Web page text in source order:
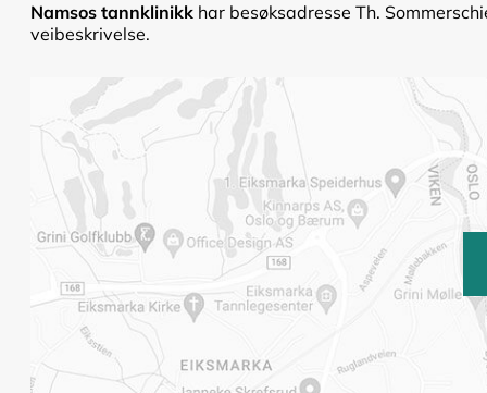
Namsos tannklinikk har besøksadresse Th.
veibeskrivelse.